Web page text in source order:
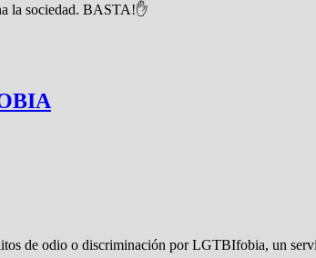
la sociedad. BASTA!✋
de odio o discriminación por LGTBIfobia, un